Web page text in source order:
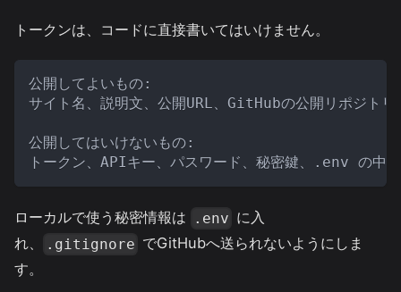
トークンは、コードに直接書いてはいけません。
公開してよいもの:
サイト名、説明文、公開URL、GitHubの公開リポジトリ
公開してはいけないもの:
トークン、APIキー、パスワード、秘密鍵、.env の中身
ローカルで使う秘密情報は .env に入
れ、
.gitignore でGitHubへ送られないようにしま
す。